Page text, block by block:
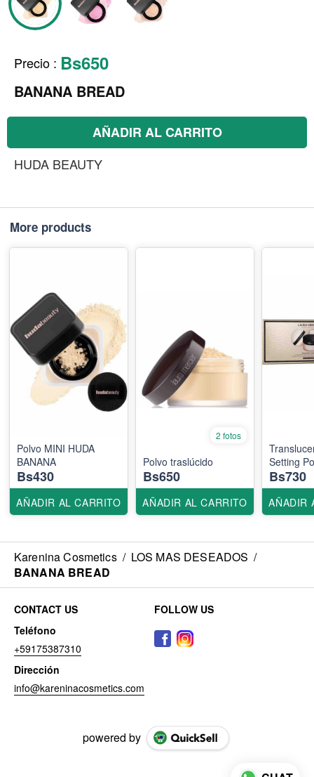
Precio : Bs650
BANANA BREAD
AÑADIR AL CARRITO
HUDA BEAUTY
More products
Polvo MINI HUDA
BANANA
Bs430
AÑADIR AL CARRITO
2 fotos
Polvo traslúcido
Bs650
AÑADIR AL CARRITO
Setting
Bs730
AÑADIR
Karenina Cosmetics / LOS MAS DESEADOS /
BANANA BREAD
CONTACT US
Teléfono
+59175387310
Dirección
info@kareninacosmetics.com
FOLLOW US
powered by